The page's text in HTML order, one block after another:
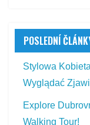
POSLEDNÍ
Stylowa
Wyglądać
Explore
Walking Tour!